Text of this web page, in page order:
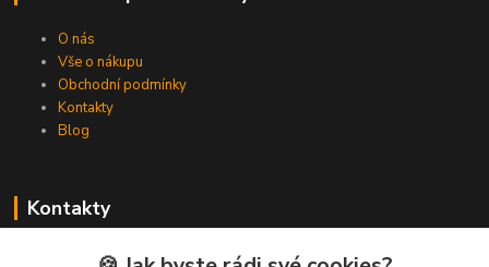
O nás
Vše o nákupu
Obchodní podmínky
Kontakty
Blog
Kontakty
Zákaznická podpora Spojovat.cz